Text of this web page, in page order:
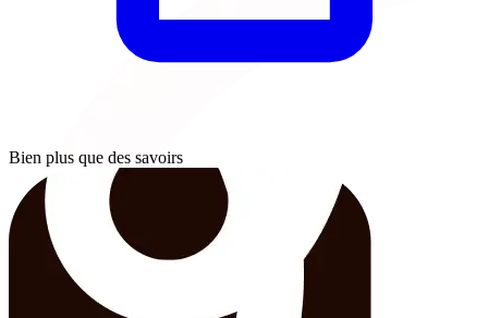
Bien plus que des savoirs